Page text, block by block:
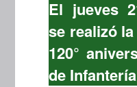
El jueves
se realizó
120°
de